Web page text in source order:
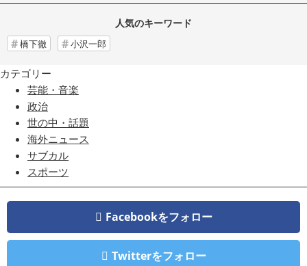
人気のキーワード
橋下徹 小沢一郎
カテゴリー
芸能・音楽
政治
世の中・話題
海外ニュース
サブカル
スポーツ
Facebookをフォロー
Twitterをフォロー